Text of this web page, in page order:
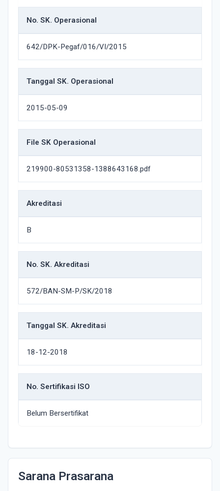
No. SK. Operasional
642/DPK-Pegaf/016/VI/2015
Tanggal SK. Operasional
2015-05-09
File SK Operasional
219900-80531358-1388643168.pdf
Akreditasi
B
No. SK. Akreditasi
572/BAN-SM-P/SK/2018
Tanggal SK. Akreditasi
18-12-2018
No. Sertifikasi ISO
Belum Bersertifikat
Sarana Prasarana